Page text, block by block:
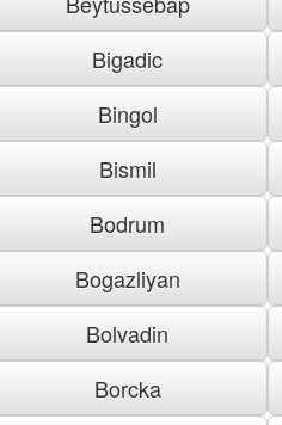
Bigadic
Bingol
Bismil
Bodrum
Bogazliyan
Bolvadin
Borcka